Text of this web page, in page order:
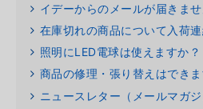
イデーからのメールが届きま
在庫切れの商品について入荷
照明にLED電球は使えますか？
商品の修理・張り替えはできま
ニュースレター（メールマガ